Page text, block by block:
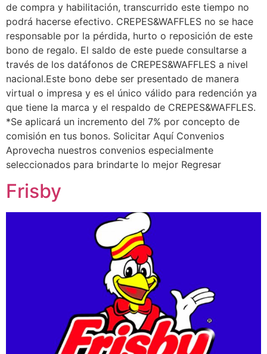
de compra y habilitación, transcurrido este tiempo no
podrá hacerse efectivo. CREPES&WAFFLES no se hace
responsable por la pérdida, hurto o reposición de este
bono de regalo. El saldo de este puede consultarse a
través de los datáfonos de CREPES&WAFFLES a nivel
nacional.Este bono debe ser presentado de manera
virtual o impresa y es el único válido para redención ya
que tiene la marca y el respaldo de CREPES&WAFFLES.
*Se aplicará un incremento del 7% por concepto de
comisión en tus bonos. Solicitar Aquí Convenios
Aprovecha nuestros convenios especialmente
seleccionados para brindarte lo mejor Regresar
Frisby